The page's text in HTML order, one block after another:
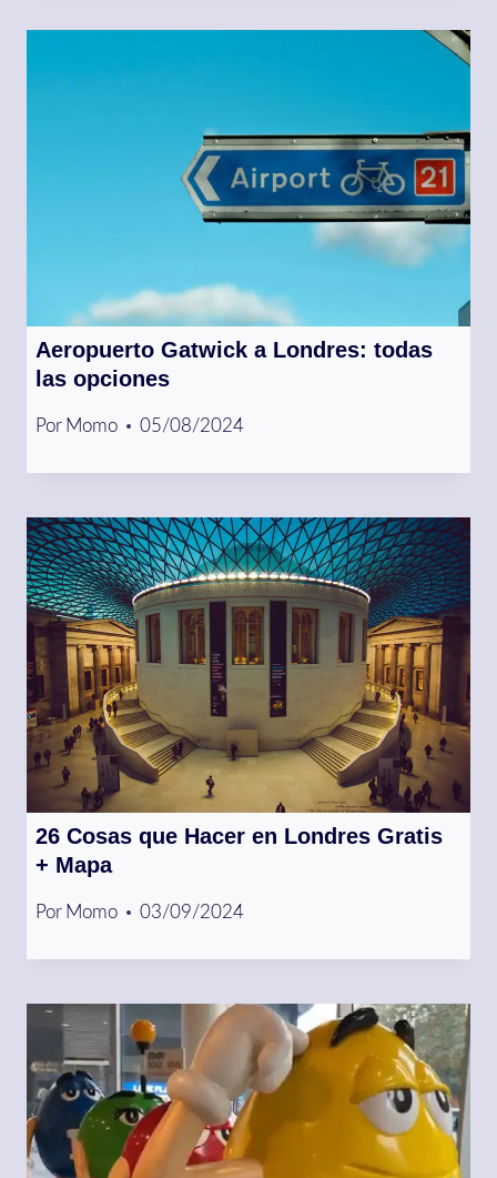
Aeropuerto Gatwick a Londres: todas
las opciones
Por Momo 05/08/2024
26 Cosas que Hacer en Londres Gratis
+ Mapa
Por Momo 03/09/2024